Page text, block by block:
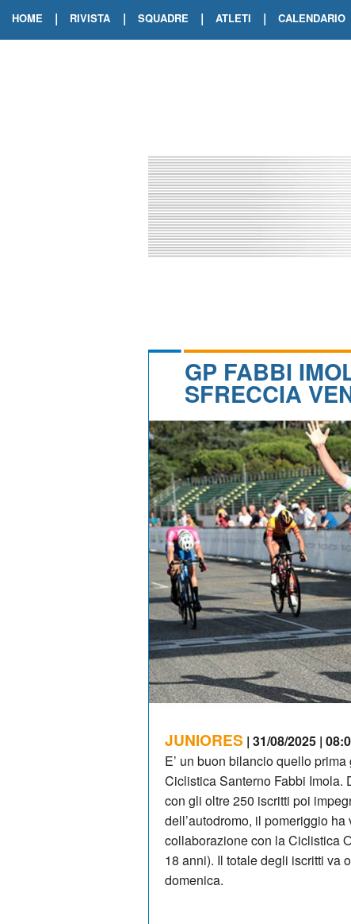
HOME | RIVISTA | SQUADRE | ATLETI | CALENDARIO
GP FABBI
SFRECCIA
JUNIORES | 31/08/2025 |
E’ un buon bilancio quello
Ciclistica Santerno Fabbi Imola.
con gli oltre 250 iscritti poi
dell’autodromo, il pomeriggio
collaborazione con la Ciclistica
18 anni). Il totale degli iscritti va
domenica.